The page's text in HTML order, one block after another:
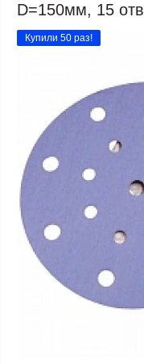
D=150мм, 15 отв
Купили 50 раз!